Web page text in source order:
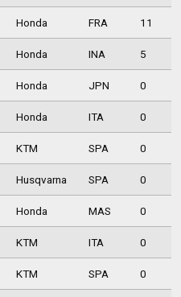
Honda FRA 11
Honda INA 5
Honda JPN 0
Honda ITA 0
KTM SPA 0
Husqvarna SPA 0
Honda MAS 0
KTM ITA 0
KTM SPA 0